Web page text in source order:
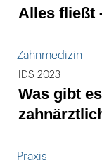
Alles fließt
Zahnmedizin
IDS 2023
Was gibt
Praxis